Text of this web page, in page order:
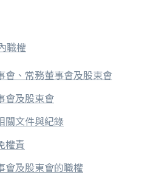
職權
會、常務董事會及股東會
會及股東會
關文件與紀錄
權責
會及股東會的職權